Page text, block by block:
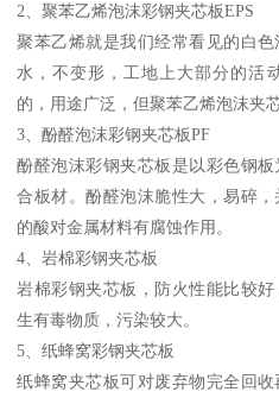
2、聚苯乙烯泡沫彩钢夹芯板EPS
聚苯乙烯就是我们经常看见的白
水，不变形，工地上大部分的活
的，用途广泛，但聚苯乙烯泡沫夹
3、酚醛泡沫彩钢夹芯板PF
酚醛泡沫彩钢夹芯板是以彩色钢
合板材。酚醛泡沫脆性大，易碎
的酸对金属材料有腐蚀作用。
4、岩棉彩钢夹芯板
岩棉彩钢夹芯板，防火性能比较
生有毒物质，污染较大。
5、纸蜂窝彩钢夹芯板
纸蜂窝夹芯板可对废弃物完全回